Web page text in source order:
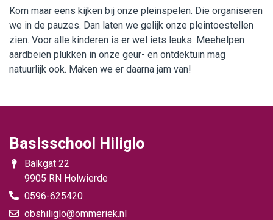
Kom maar eens kijken bij onze pleinspelen. Die organiseren
we in de pauzes. Dan laten we gelijk onze pleintoestellen
zien. Voor alle kinderen is er wel iets leuks. Meehelpen
aardbeien plukken in onze geur- en ontdektuin mag
natuurlijk ook. Maken we er daarna jam van!
Basisschool Hiliglo
Balkgat 22
9905 RN Holwierde
0596-625420
obshiliglo@ommeriek.nl